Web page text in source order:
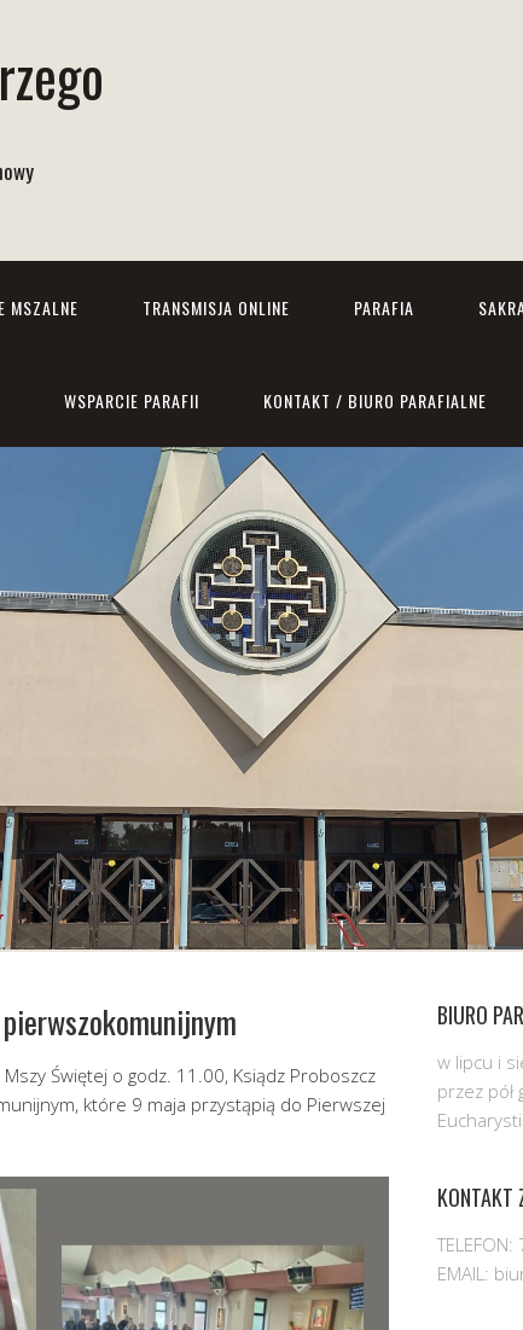
MSZALNE TRANSMISJA ONLINE PARAFIA
WSPARCIE PARAFII KONTAKT / BIURO PARAFIALNE
Świętej o godz. 11.00, Ksiądz Proboszcz
które 9 maja przystąpią do Pierwszej
BIURO
w lipcu i
przez
Eucharystii
KONTAKT
EMAIL: